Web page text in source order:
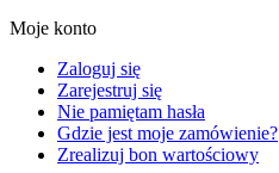
Moje konto
Zaloguj się
Zarejestruj się
Nie pamiętam hasła
Gdzie jest moje zamówienie?
Zrealizuj bon wartościowy